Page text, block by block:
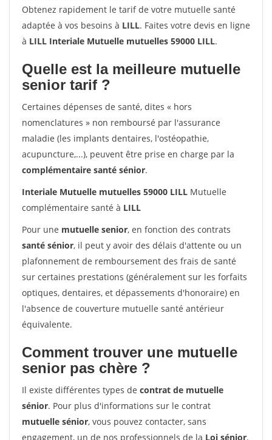
Obtenez rapidement le tarif de votre mutuelle santé
adaptée à vos besoins à LILL. Faites votre devis en ligne
à LILL Interiale Mutuelle mutuelles 59000 LILL.
Quelle est la meilleure mutuelle
senior tarif ?
Certaines dépenses de santé, dites « hors
nomenclatures » non remboursé par l'assurance
maladie (les implants dentaires, l'ostéopathie,
acupuncture,...), peuvent être prise en charge par la
complémentaire santé sénior.
Interiale Mutuelle mutuelles 59000 LILL Mutuelle
complémentaire santé à LILL
Pour une mutuelle senior, en fonction des contrats
santé sénior, il peut y avoir des délais d'attente ou un
plafonnement de remboursement des frais de santé
sur certaines prestations (généralement sur les forfaits
optiques, dentaires, et dépassements d'honoraire) en
l'absence de couverture mutuelle santé antérieur
équivalente.
Comment trouver une mutuelle
senior pas chère ?
Il existe différentes types de contrat de mutuelle
sénior. Pour plus d'informations sur le contrat
mutuelle sénior, vous pouvez contacter, sans
engagement, un de nos professionnels de la Loi sénior.